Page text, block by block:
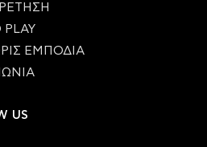
PLAY
ΕΜΠΟΔΙΑ
US